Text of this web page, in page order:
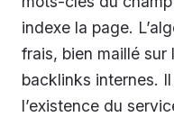
indexe la page.
frais, bien maillé
backlinks internes.
l’existence du